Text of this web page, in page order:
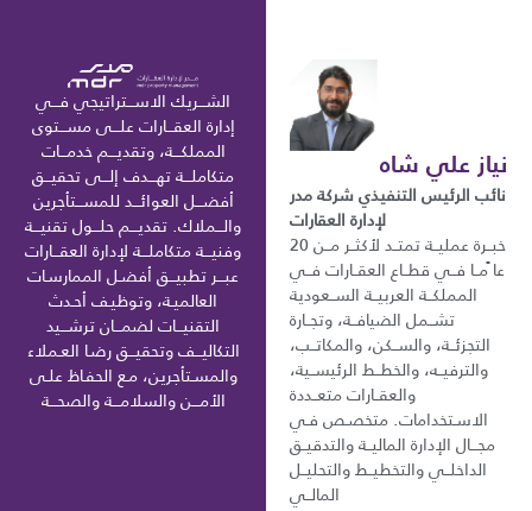
نياز علي شاه
نائب الرئيس التنفيذي شركة مدر
لإدارة العقارات
خبــرة عمليــة تمتــد لأكثــر مــن 20
عا ًمــا فــي قطــاع العقــارات فــي
المملكــة العربيــة الســعودية
تشــمل الضيافــة، وتجــارة
التجزئــة، والســكن، والمكاتــب،
والترفيــه، والخطــط الرئيســية،
والعقــارات متعــددة
الاسـتخدامات. متخصـص فـي
مجـــال الإدارة الماليــة والتدقيــق
الداخلــي والتخطيــط والتحليــل
المالــي
الشـــريك الاســـتراتيجي فـــي
إدارة العقـــارات علـــى مســـتوى
المملكـــة، وتقديـــم خدمـــات
متكاملـــة تهـــدف إلـــى تحقيـــق
أفضـــل العوائـــد للمســـتأجرين
والـــملاك. تقديـــم حلـــول تقنيـــة
وفنيـــة متكاملـــة لإدارة العقـــارات
عبـــر تطبيـــق أفضـل الممارسـات
العالميـة، وتوظيـف أحـدث
التقنيـــات لضمـــان ترشـــيد
التكاليـــف وتحقيـــق رضـا العـملاء
والمسـتأجرين، مـع الحفـاظ علـى
الأمـــن والسلامـــة والصحـــة